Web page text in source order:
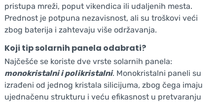
pristupa mreži, poput vikendica ili udaljenih mesta.
Prednost je potpuna nezavisnost, ali su troškovi veći
zbog baterija i zahtevaju više održavanja.
Koji tip solarnih panela odabrati?
Najčešće se koriste dve vrste solarnih panela:
monokristalni i polikristalni. Monokristalni paneli su
izrađeni od jednog kristala silicijuma, zbog čega imaju
ujednačenu strukturu i veću efikasnost u pretvaranju